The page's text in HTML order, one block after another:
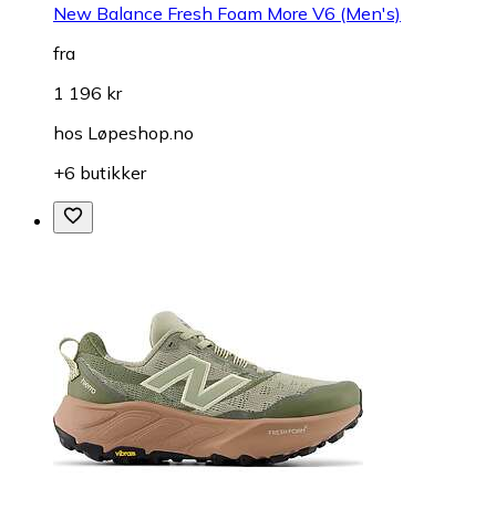
New Balance Fresh Foam More V6 (Men's)
fra
1 196 kr
hos Løpeshop.no
+6 butikker